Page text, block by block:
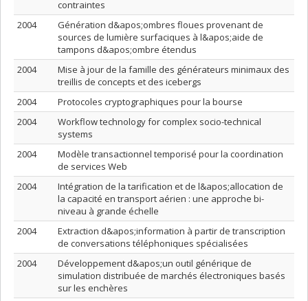
contraintes
2004
Génération d&apos;ombres floues provenant de
sources de lumière surfaciques à l&apos;aide de
tampons d&apos;ombre étendus
2004
Mise à jour de la famille des générateurs minimaux des
treillis de concepts et des icebergs
2004
Protocoles cryptographiques pour la bourse
2004
Workflow technology for complex socio-technical
systems
2004
Modèle transactionnel temporisé pour la coordination
de services Web
2004
Intégration de la tarification et de l&apos;allocation de
la capacité en transport aérien : une approche bi-
niveau à grande échelle
2004
Extraction d&apos;information à partir de transcription
de conversations téléphoniques spécialisées
2004
Développement d&apos;un outil générique de
simulation distribuée de marchés électroniques basés
sur les enchères